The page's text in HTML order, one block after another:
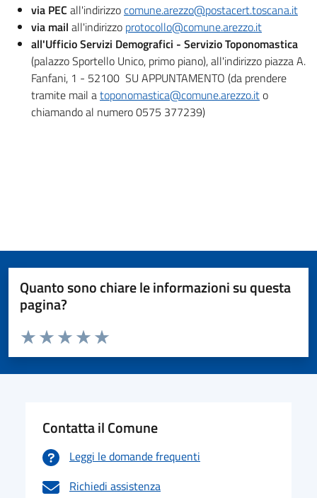
via PEC all'indirizzocomune.arezzo@postacert.toscana.it
via mail all'indirizzo protocollo@comune.arezzo.it
all'Ufficio Servizi Demografici - Servizio Toponomastica
(palazzo Sportello Unico, primo piano), all'indirizzo piazza A.
Fanfani, 1 - 52100 SU APPUNTAMENTO (da prendere
tramite mail atoponomastica@comune.arezzo.ito
chiamando al numero 0575 377239)
Quanto sono chiare le informazioni su questa
pagina?
Valuta da 1 a 5 stelle la pagina
Valuta 5 stelle su 5
Valuta 4 stelle su 5
Valuta 3 stelle su 5
Valuta 2 stelle su 5
Valuta 1 stelle su 5
Contatta il Comune
Leggi le domande frequenti
Richiedi assistenza